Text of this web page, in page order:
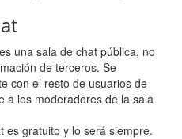
una sala de chat pública, no
de terceros. Se
con el resto de usuarios de
a los moderadores de la sala
es gratuito y lo será siempre.